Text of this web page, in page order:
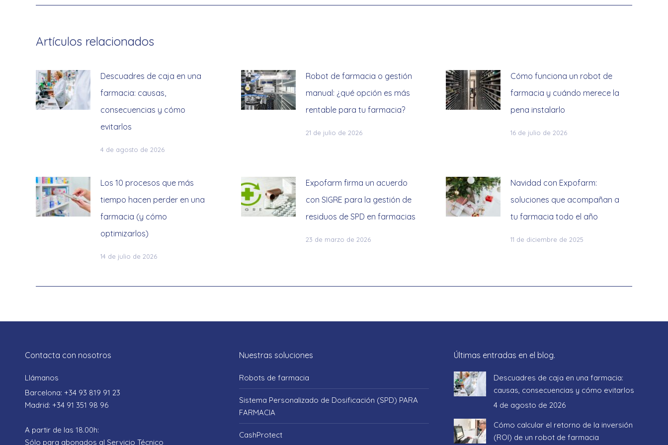
Artículos relacionados
Descuadres de caja en una
farmacia: causas,
consecuencias y cómo
evitarlos
4 de agosto de 2026
Robot de farmacia o gestión
manual: ¿qué opción es más
rentable para tu farmacia?
21 de julio de 2026
Cómo funciona un robot de
farmacia y cuándo merece la
pena instalarlo
16 de julio de 2026
Los 10 procesos que más
tiempo hacen perder en una
farmacia (y cómo
optimizarlos)
14 de julio de 2026
Expofarm firma un acuerdo
con SIGRE para la gestión de
residuos de SPD en farmacias
23 de marzo de 2026
Navidad con Expofarm:
soluciones que acompañan a
tu farmacia todo el año
11 de diciembre de 2025
Contacta con nosotros
Llámanos
Barcelona: +34 93 819 91 23
Madrid: +34 91 351 98 96
A partir de las 18.00h:
Sólo para abonados al Servicio Técnico
Nuestras soluciones
Robots de farmacia
Sistema Personalizado de Dosificación (SPD) PARA
FARMACIA
CashProtect
Últimas entradas en el blog.
Descuadres de caja en una farmacia:
causas, consecuencias y cómo evitarlos
4 de agosto de 2026
Cómo calcular el retorno de la inversión
(ROI) de un robot de farmacia